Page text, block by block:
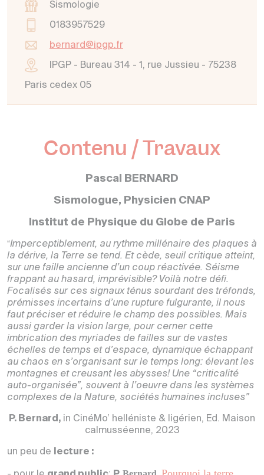
Sismologie
0183957529
bernard@ipgp.fr
IPGP - Bureau 314 - 1, rue Jussieu - 75238
Paris cedex 05
Contenu / Travaux
Pascal BERNARD
Sismologue, Physicien CNAP
Institut de Physique du Globe de Paris
“Imperceptiblement, au rythme millénaire des plaques à
la dérive, la Terre se tend. Et cède, seuil critique atteint,
sur une faille ancienne d’un coup réactivée. Séisme
frappant au hasard, imprévisible? Voilà notre défi.
Focalisés sur ces signaux ténus sourdant des tréfonds,
prémisses incertains d’une rupture fulgurante, il nous
faut préciser et réduire le champ des possibles. Mais
aussi garder la vision large, pour cerner cette
imbrication des myriades de failles sur de vastes
échelles de temps et d’espace, dynamique échappant
au chaos en s’organisant sur le temps long: élevant les
montagnes et creusant les abysses! Une “criticalité
auto-organisée”, souvent à l’oeuvre dans les systèmes
complexes de la Nature, sociétés humaines incluses”
P. Bernard, in CinéMo’ helléniste & ligérien, Ed. Maison
calmusséenne, 2023
un peu de lecture :